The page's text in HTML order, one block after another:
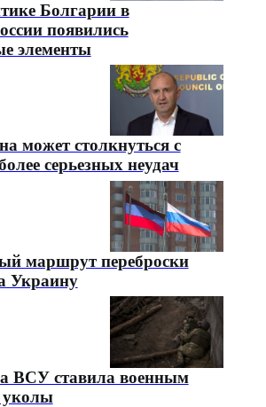
Болгарии в
появились
элементы
может столкнуться с
серьезных неудач
маршрут переброски
Украину
ВСУ ставила военным
уколы